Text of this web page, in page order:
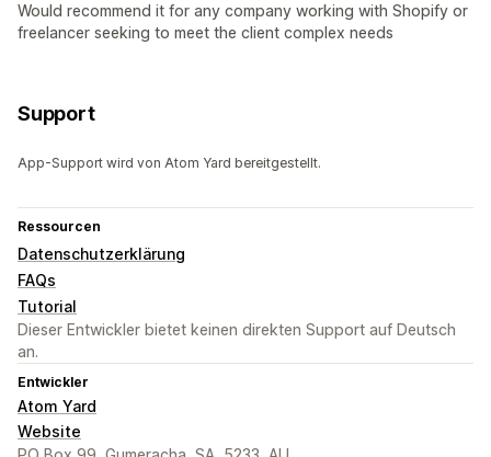
Would recommend it for any company working with Shopify or
freelancer seeking to meet the client complex needs
Support
App-Support wird von Atom Yard bereitgestellt.
Ressourcen
Datenschutzerklärung
FAQs
Tutorial
Dieser Entwickler bietet keinen direkten Support auf Deutsch
an.
Entwickler
Atom Yard
Website